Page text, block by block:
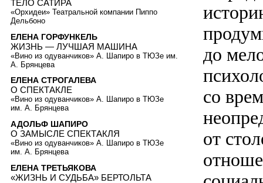
до
со
от
ТЕЛО САТИРА
«Орхидеи» Театральной компании Пиппо
Дельбоно
ЕЛЕНА ГОРФУНКЕЛЬ
ЖИЗНЬ — ЛУЧШАЯ МАШИНА
«Вино из одуванчиков» А. Шапиро в ТЮЗе им.
А. Брянцева
ЕЛЕНА СТРОГАЛЕВА
О СПЕКТАКЛЕ
«Вино из одуванчиков» А. Шапиро в ТЮЗе
им. А. Брянцева
АДОЛЬФ ШАПИРО
О ЗАМЫСЛЕ СПЕКТАКЛЯ
«Вино из одуванчиков» А. Шапиро в ТЮЗе
им. А. Брянцева
ЕЛЕНА ТРЕТЬЯКОВА
«ЖИЗНЬ И СУДЬБА» БЕРТОЛЬТА